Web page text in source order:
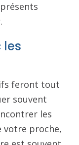
feront tout
souvent
les
votre proche,